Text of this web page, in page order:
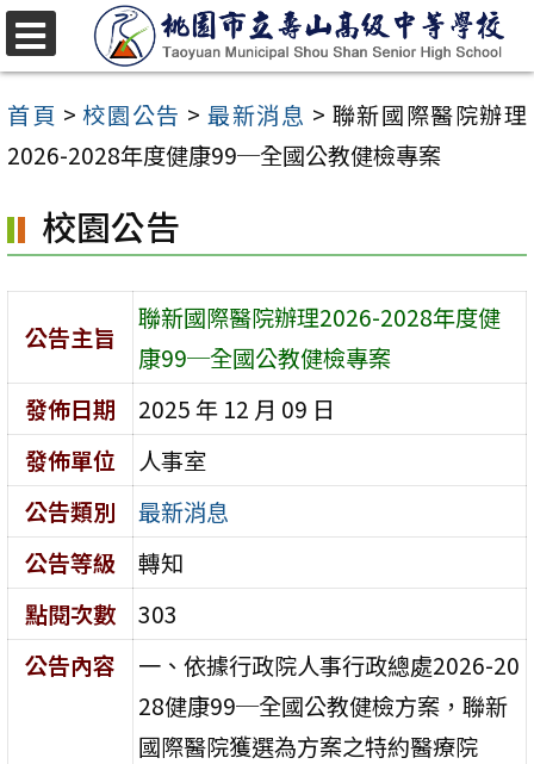
跳
至
主
要
容
區
首頁 >校園公告 >最新消息 > 聯新國際醫院辦理
2026-2028年度健康99─全國公教健檢專案
校園公告
公告主旨
聯新國際醫院辦理2026-2028年度健
康99─全國公教健檢專案
發佈日期
2025 年 12 月 09 日
發佈單位
人事室
公告類別
最新消息
公告等級
轉知
點閱次數
303
公告內容
一、依據行政院人事行政總處2026-20
28健康99─全國公教健檢方案，聯新
國際醫院獲選為方案之特約醫療院
選
單